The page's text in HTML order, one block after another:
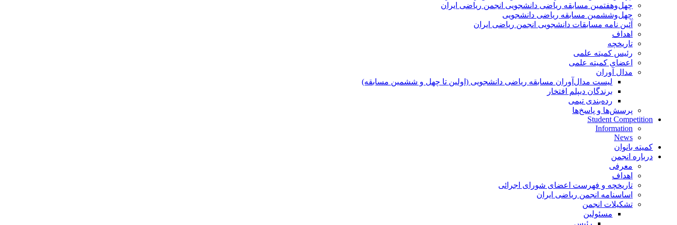
چهل‌و‌هفتمین مسابقه ریاضی دانشجویی انجمن ریاضی ایران
چهل‌و‌ششمین مسابقه ریاضی دانشجویی
آئین نامه مسابقات دانشجویی انجمن ریاضی ایران
اهداف
تاریخچه
رئیس کمیته علمی
اعضای کمیته علمی
مدال آوران
لیست مدال‌آوران مسابقه ریاضی دانشجویی (اولین تا چهل‌ و ششمین مسابقه)
برندگان دیپلم افتخار
رده‌بندی تیمی
پرسش‌ها و پاسخ‌ها
Student Competition
Information
News
کمیته بانوان
درباره انجمن
معرفی
اهداف
تاریخچه و فهرست اعضای شورای اجرائی
اساسنامه انجمن ریاضی ایران
تشکیلات انجمن
مسئولین
رئیس